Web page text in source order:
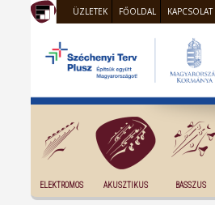
ÜZLETEK FŐOLDAL KAPCSOLAT
ELEKTROMOS AKUSZTIKUS BASSZUS